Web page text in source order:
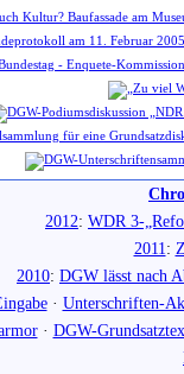
2012: WDR 3-
2011:
2010: DGW lässt nach
· Unterschriften-
· DGW-